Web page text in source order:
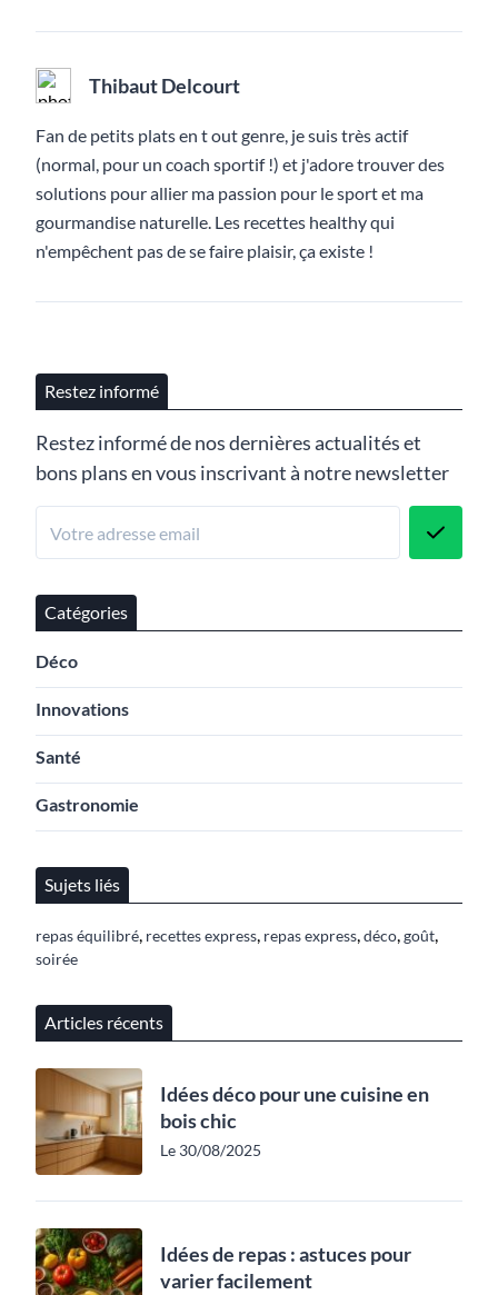
Thibaut Delcourt
Fan de petits plats en t out genre, je suis très actif
(normal, pour un coach sportif !) et j'adore trouver des
solutions pour allier ma passion pour le sport et ma
gourmandise naturelle. Les recettes healthy qui
n'empêchent pas de se faire plaisir, ça existe !
Restez informé
Restez informé de nos dernières actualités et
bons plans en vous inscrivant à notre newsletter
Catégories
Déco
Innovations
Santé
Gastronomie
Sujets liés
repas équilibré, recettes express, repas express,déco,goût,
soirée
Articles récents
Idées déco pour une cuisine en
bois chic
Le 30/08/2025
Idées de repas : astuces pour
varier facilement